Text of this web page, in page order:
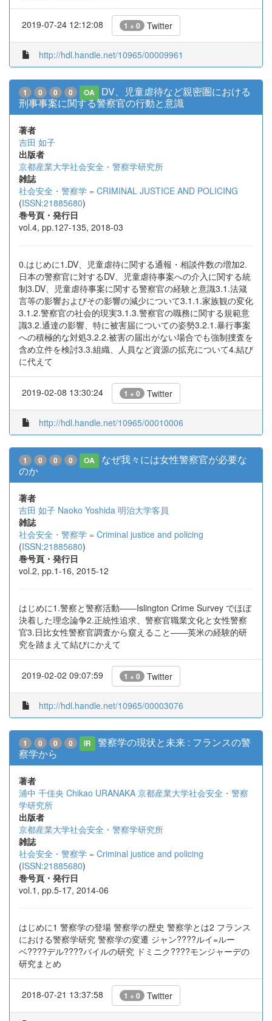
2019-07-24 12:12:08 1 + 0 Twitter
http://hdl.handle.net/10965/00009961
1 0 0 0 OA
DV、児童虐待など親密圏における
刑事事案に関する警察官の行動と意識
著者
吉田 如子
出版者
京都産業大学社会安全・警察学研究所
雑誌
社会安全・警察学 = CRIMINAL JUSTICE AND POLICING
(ISSN:21885680)
巻号頁・発行日
vol.4, pp.127-135, 2018-03
0.はじめに1.DV、児童虐待に関する通報・相談件数の増加2.
日本の警察官に対するDV、児童虐待事案への介入に関する統
制3.DV、児童虐待事案に関する警察官の経験と意識3.1.法箴
言等の影響およびその影響の減少について3.1.1.家族観の変化
3.1.2.警察官の社会的現実3.1.3.警察官の職務に関する規範意
識3.2.通達の影響、特に被害届についての姿勢3.2.1.暴行事案
への積極的な対処3.2.2.被害の届出がない場合でも強制捜査を
含め立件を検討3.3.組織、人員など資源の拡充について4.結び
に代えて
2019-02-08 13:30:24 1 + 0 Twitter
http://hdl.handle.net/10965/00010006
1 0 0 0 OA
なぜ我々には女性警察官が必要な
のか
著者
吉田 如子 Naoko Yoshida 明治大学客員
雑誌
社会安全・警察学 = Criminal justice and policing
(ISSN:21885680)
巻号頁・発行日
vol.2, pp.1-16, 2015-12
はじめに1.警察と警察活動――Islington Crime Survey でほぼ
決着した理念論争2.正統性追求、警察官職業文化と女性警察
官3.日比女性警察官調査から窺えること――英米の経験的研
究を踏まえて結びにかえて
2019-02-02 09:07:59 1 + 0 Twitter
http://hdl.handle.net/10965/00003076
1 0 0 0 IR
警察学の現状と未来 : フランスの警
察学から
著者
浦中 千佳央 Chikao URANAKA 京都産業大学社会安全・警察
学研究所
出版者
京都産業大学社会安全・警察学研究所
雑誌
社会安全・警察学 = Criminal justice and policing
(ISSN:21885680)
巻号頁・発行日
vol.1, pp.5-17, 2014-06
はじめに1 警察学の登場 警察学の歴史 警察学とは2 フランス
における警察学研究 警察学の変遷 ジャン????ルイ=ルー
ベ????デル????バイルの研究 ドミニク????モンジャーデの
研究まとめ
2018-07-21 13:37:58 1 + 0 Twitter